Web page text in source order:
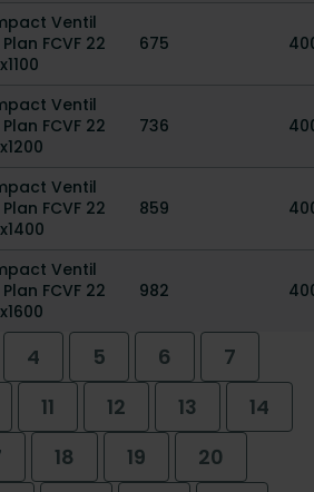
Ventil
Plan FCVF 22
675
Ventil
Plan FCVF 22
736
Ventil
Plan FCVF 22
859
Ventil
Plan FCVF 22
982
4 5 6
7
11 12 13
14
18 19
20